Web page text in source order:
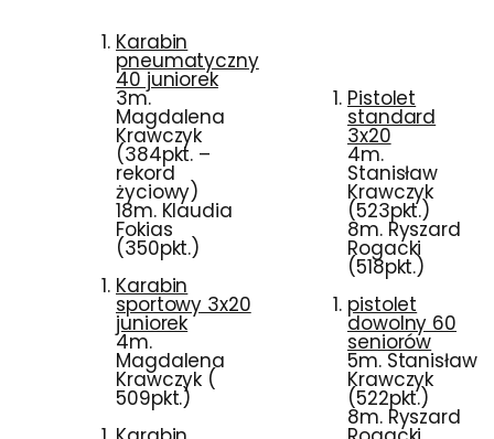
Karabin
pneumatyczny
40 juniorek
3m.
Magdalena
Krawczyk
(384pkt. –
rekord
życiowy)
18m. Klaudia
Fokias
(350pkt.)
Karabin
sportowy 3x20
juniorek
4m.
Magdalena
Krawczyk (
509pkt.)
Pistolet
standard
3x20
4m.
Stanisław
Krawczyk
(523pkt.)
8m. Ryszard
Rogacki
(518pkt.)
pistolet
dowolny 60
seniorów
5m. Stanisław
Krawczyk
(522pkt.)
8m. Ryszard